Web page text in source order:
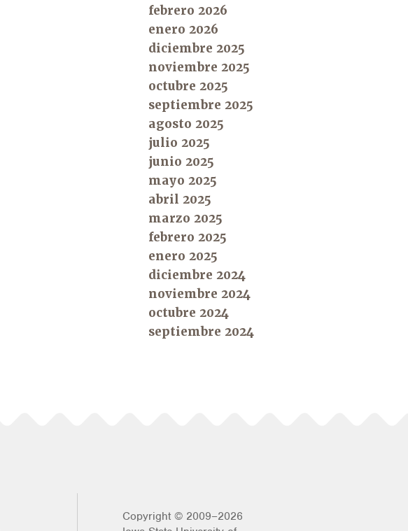
febrero 2026
enero 2026
diciembre 2025
noviembre 2025
octubre 2025
septiembre 2025
agosto 2025
julio 2025
junio 2025
mayo 2025
abril 2025
marzo 2025
febrero 2025
enero 2025
diciembre 2024
noviembre 2024
octubre 2024
septiembre 2024
Copyright © 2009–2026